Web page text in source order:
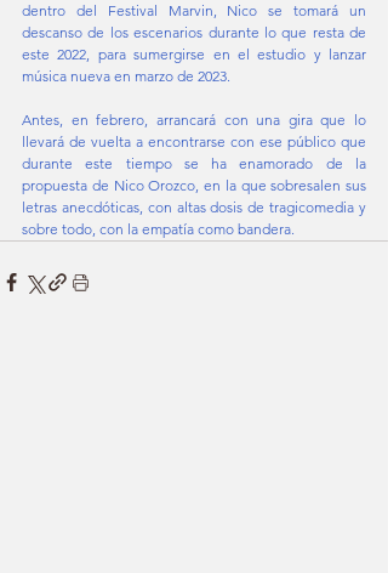
dentro del Festival Marvin, Nico se tomará un
descanso de los escenarios durante lo que resta de
este 2022, para sumergirse en el estudio y lanzar
música nueva en marzo de 2023.
Antes, en febrero, arrancará con una gira que lo
llevará de vuelta a encontrarse con ese público que
durante este tiempo se ha enamorado de la
propuesta de Nico Orozco, en la que sobresalen sus
letras anecdóticas, con altas dosis de tragicomedia y
sobre todo, con la empatía como bandera.